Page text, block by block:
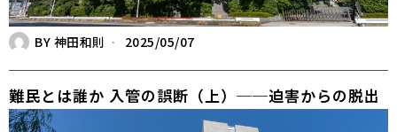
BY 神田和則 2025/05/07
難民とは誰か 入管の誤断（上）──迫害からの脱出